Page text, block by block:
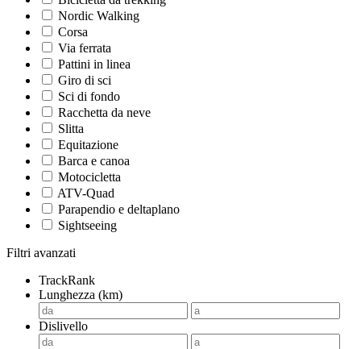
Nordic Walking
Corsa
Via ferrata
Pattini in linea
Giro di sci
Sci di fondo
Racchetta da neve
Slitta
Equitazione
Barca e canoa
Motocicletta
ATV-Quad
Parapendio e deltaplano
Sightseeing
Filtri avanzati
TrackRank
Lunghezza (km)
Dislivello